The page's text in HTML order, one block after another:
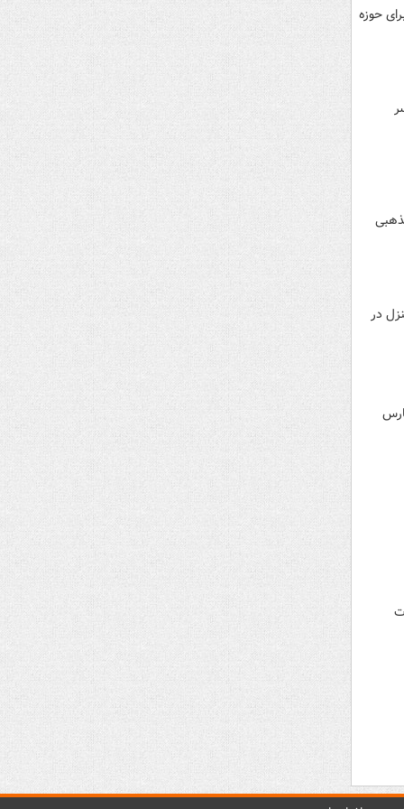
حوزه
کاهش ۱۸ درصدی سرقت منزل در
در خبرگزاری فارس